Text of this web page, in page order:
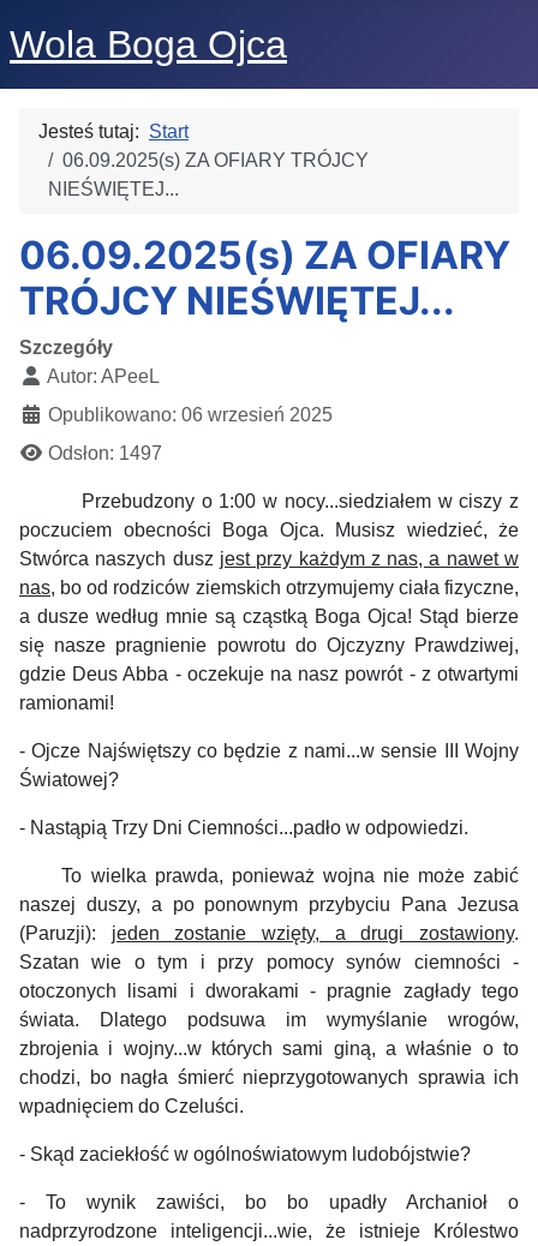
Wola Boga Ojca
Jesteś tutaj: Start
06.09.2025(s) ZA OFIARY TRÓJCY
NIEŚWIĘTEJ...
06.09.2025(s) ZA OFIARY
TRÓJCY NIEŚWIĘTEJ...
Szczegóły
Autor: APeeL
Opublikowano: 06 wrzesień 2025
Odsłon: 1497
Przebudzony o 1:00 w nocy...siedziałem w ciszy z
poczuciem obecności Boga Ojca. Musisz wiedzieć, że
Stwórca naszych dusz jest przy każdym z nas, a nawet w
nas, bo od rodziców ziemskich otrzymujemy ciała fizyczne,
a dusze według mnie są cząstką Boga Ojca! Stąd bierze
się nasze pragnienie powrotu do Ojczyzny Prawdziwej,
gdzie Deus Abba - oczekuje na nasz powrót - z otwartymi
ramionami!
- Ojcze Najświętszy co będzie z nami...w sensie III Wojny
Światowej?
- Nastąpią Trzy Dni Ciemności...padło w odpowiedzi.
To wielka prawda, ponieważ wojna nie może zabić
naszej duszy, a po ponownym przybyciu Pana Jezusa
(Paruzji): jeden zostanie wzięty, a drugi zostawiony.
Szatan wie o tym i przy pomocy synów ciemności -
otoczonych lisami i dworakami - pragnie zagłady tego
świata. Dlatego podsuwa im wymyślanie wrogów,
zbrojenia i wojny...w których sami giną, a właśnie o to
chodzi, bo nagła śmierć nieprzygotowanych sprawia ich
wpadnięciem do Czeluści.
- Skąd zaciekłość w ogólnoświatowym ludobójstwie?
- To wynik zawiści, bo bo upadły Archanioł o
nadprzyrodzone inteligencji...wie, że istnieje Królestwo